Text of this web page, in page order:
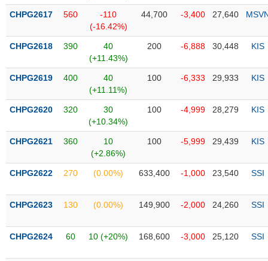
quan
dịch
chính
tích
kỹ
Hồ
doanh
Tin
sự
kiện
CHPG2617 560
-110
(-16.42%)
44,700 -3,400 27,640
CHPG2618 390
40
(+11.43%)
200 -6,888 30,448 KIS
CHPG2619 400
40
(+11.11%)
100 -6,333 29,933 KIS
CHPG2620 320
30
(+10.34%)
100 -4,999 28,279 KIS
CHPG2621 360
10
(+2.86%)
100 -5,999 29,439 KIS
CHPG2622 270 (0.00%) 633,400 -1,000 23,540 SSI
CHPG2623 130 (0.00%) 149,900 -2,000 24,260 SSI
CHPG2624 60 10 (+20%) 168,600 -3,000 25,120 SSI
SECTOR
NĂNG
VẬT
LIỆU
CÔNG